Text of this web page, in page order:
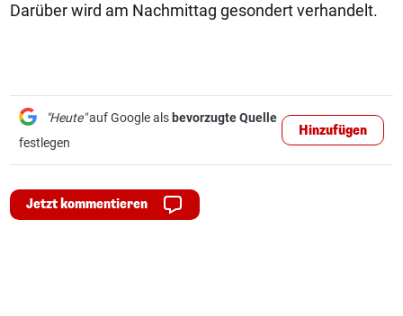
Darüber wird am Nachmittag gesondert verhandelt.
"Heute"auf Google als bevorzugte Quelle
festlegen
Hinzufügen
Jetzt kommentieren